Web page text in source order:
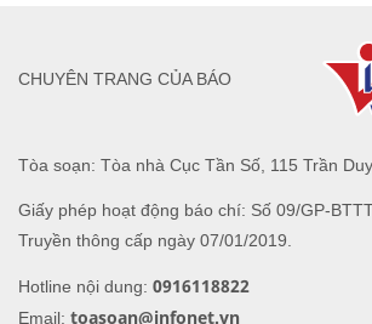
Tòa soạn: Tòa nhà Cục Tần Số, 115 Trần
Giấy phép hoạt động báo chí: Số 09/GP-
Truyền thông cấp ngày 07/01/2019.
Hotline nội dung: 0916118822
Email: toasoan@infonet.vn
CHUYÊN TRANG CỦA BÁO